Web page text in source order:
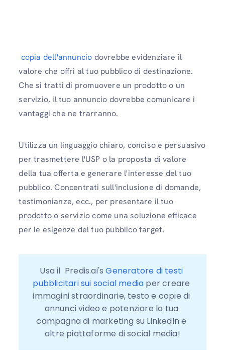
copia dell'annuncio dovrebbe evidenziare il
valore che offri al tuo pubblico di destinazione.
Che si tratti di promuovere un prodotto o un
servizio, il tuo annuncio dovrebbe comunicare i
vantaggi che ne trarranno.
Utilizza un linguaggio chiaro, conciso e persuasivo
per trasmettere l'USP o la proposta di valore
della tua offerta e generare l'interesse del tuo
pubblico. Concentrati sull'inclusione di domande,
testimonianze, ecc., per presentare il tuo
prodotto o servizio come una soluzione efficace
per le esigenze del tuo pubblico target.
Usa il  Predis.ai's Generatore di testi
pubblicitari sui social media per creare
immagini straordinarie, testo e copie di
annunci video e potenziare la tua
campagna di marketing su LinkedIn e
altre piattaforme di social media!